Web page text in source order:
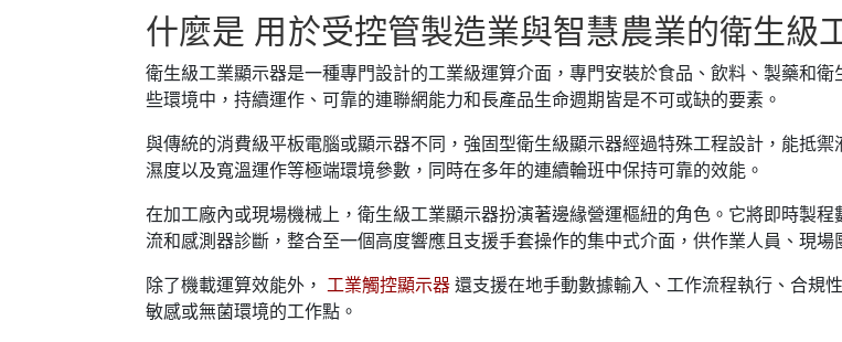
什麼是 用於受控管製造業與智慧農業的衛生級
衛生級工業顯示器是一種專門設計的工業級運算介面，專門安裝於食品、飲料、製藥和
些環境中，持續運作、可靠的連聯網能力和長產品生命週期皆是不可或缺的要素。
與傳統的消費級平板電腦或顯示器不同，強固型衛生級顯示器經過特殊工程設計，能抵
濕度以及寬溫運作等極端環境參數，同時在多年的連續輪班中保持可靠的效能。
在加工廠內或現場機械上，衛生級工業顯示器扮演著邊緣營運樞紐的角色。它將即時製
流和感測器診斷，整合至一個高度響應且支援手套操作的集中式介面，供作業人員、現場
除了機載運算效能外， 工業觸控顯示器還支援在地手動數據輸入、工作流程執行、合規
敏感或無菌環境的工作點。